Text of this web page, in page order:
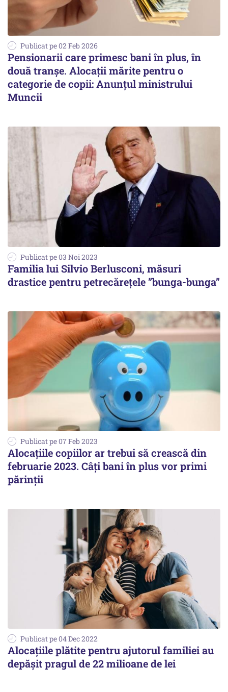
Publicat pe 02 Feb 2026
Pensionarii care primesc bani în plus, în
două tranșe. Alocații mărite pentru o
categorie de copii: Anunțul ministrului
Muncii
Publicat pe 03 Noi 2023
Familia lui Silvio Berlusconi, măsuri
drastice pentru petrecărețele ”bunga-bunga”
Publicat pe 07 Feb 2023
Alocaţiile copiilor ar trebui să crească din
februarie 2023. Câţi bani în plus vor primi
părinţii
Publicat pe 04 Dec 2022
Alocațiile plătite pentru ajutorul familiei au
depăşit pragul de 22 milioane de lei